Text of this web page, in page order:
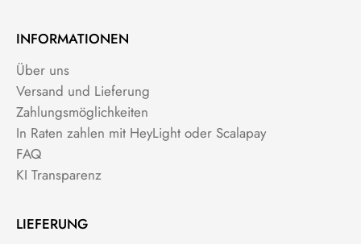
INFORMATIONEN
Über uns
Versand und Lieferung
Zahlungsmöglichkeiten
In Raten zahlen mit HeyLight oder Scalapay
FAQ
KI Transparenz
LIEFERUNG